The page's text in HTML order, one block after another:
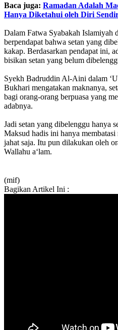
Baca juga: Ramadan Adalah
Hanya Diketahui oleh Diri
Dalam Fatwa Syabakah Islamiyah
berpendapat bahwa setan yang
kakap. Berdasarkan pendapat ini,
bisikan setan yang belum
Syekh Badruddin Al-Aini dalam
Bukhari mengatakan maknanya,
bagi orang-orang berpuasa yang
adabnya.
Jadi setan yang dibelenggu hanya
Maksud hadis ini hanya
jahat saja. Itu pun dilakukan oleh
Wallahu a‘lam.
(mif)
Bagikan Artikel Ini :